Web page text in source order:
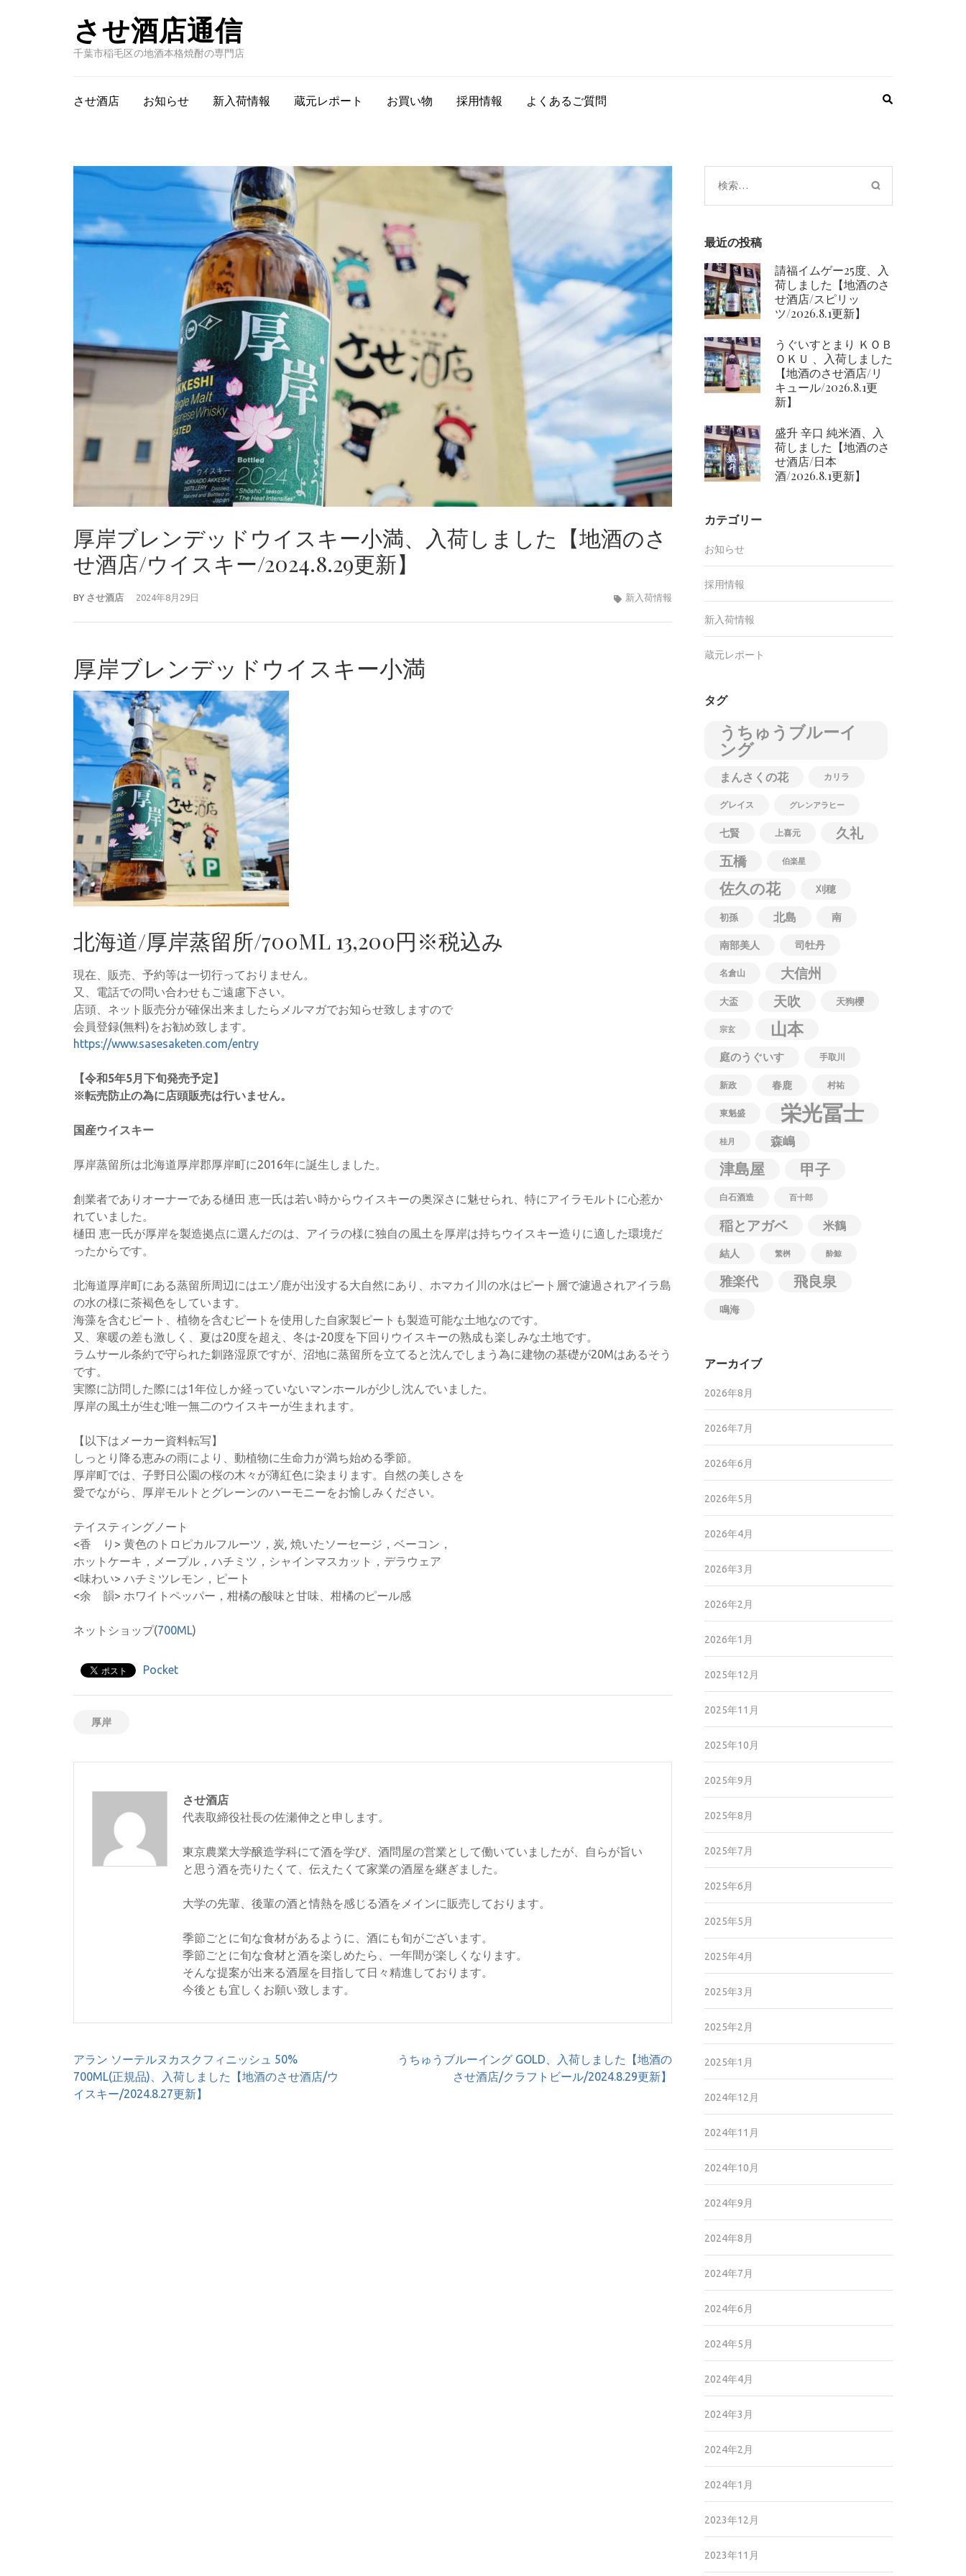
させ酒店通信
千葉市稲毛区の地酒本格焼酎の専門店
させ酒店 お知らせ 新入荷情報 蔵元レポート お買い物 採用情報 よくあるご質問
厚岸ブレンデッドウイスキー小満、入荷しました【地酒のさ
せ酒店/ウイスキー/2024.8.29更新】
BY させ酒店 2024年8月29日 新入荷情報
厚岸ブレンデッドウイスキー小満
北海道/厚岸蒸留所/700ML 13,200円※税込み
現在、販売、予約等は一切行っておりません。
又、電話での問い合わせもご遠慮下さい。
店頭、ネット販売分が確保出来ましたらメルマガでお知らせ致しますので
会員登録(無料)をお勧め致します。
https://www.sasesaketen.com/entry
【令和5年5月下旬発売予定】
※転売防止の為に店頭販売は行いません。
国産ウイスキー
厚岸蒸留所は北海道厚岸郡厚岸町に2016年に誕生しました。
創業者でありオーナーである樋田 恵一氏は若い時からウイスキーの奥深さに魅せられ、特にアイラモルトに心惹か
れていました。
樋田 恵一氏が厚岸を製造拠点に選んだのは、アイラの様に独自の風土を厚岸は持ちウイスキー造りに適した環境だ
ったからです。
北海道厚岸町にある蒸留所周辺にはエゾ鹿が出没する大自然にあり、ホマカイ川の水はピート層で濾過されアイラ島
の水の様に茶褐色をしています。
海藻を含むピート、植物を含むピートを使用した自家製ピートも製造可能な土地なのです。
又、寒暖の差も激しく、夏は20度を超え、冬は-20度を下回りウイスキーの熟成も楽しみな土地です。
ラムサール条約で守られた釧路湿原ですが、沼地に蒸留所を立てると沈んでしまう為に建物の基礎が20Mはあるそう
です。
実際に訪問した際には1年位しか経っていないマンホールが少し沈んでいました。
厚岸の風土が生む唯一無二のウイスキーが生まれます。
【以下はメーカー資料転写】
しっとり降る恵みの雨により、動植物に生命力が満ち始める季節。
厚岸町では、子野日公園の桜の木々が薄紅色に染まります。自然の美しさを
愛でながら、厚岸モルトとグレーンのハーモニーをお愉しみください。
テイスティングノート
<香 り> 黄色のトロピカルフルーツ，炭, 焼いたソーセージ，ベーコン，
ホットケーキ，メープル，ハチミツ，シャインマスカット，デラウェア
<味わい> ハチミツレモン，ピート
<余 韻> ホワイトペッパー，柑橘の酸味と甘味、柑橘のピール感
ネットショップ(700ML)
Pocket
厚岸
させ酒店
代表取締役社長の佐瀬伸之と申します。
東京農業大学醸造学科にて酒を学び、酒問屋の営業として働いていましたが、自らが旨い
と思う酒を売りたくて、伝えたくて家業の酒屋を継ぎました。
大学の先輩、後輩の酒と情熱を感じる酒をメインに販売しております。
季節ごとに旬な食材があるように、酒にも旬がございます。
季節ごとに旬な食材と酒を楽しめたら、一年間が楽しくなります。
そんな提案が出来る酒屋を目指して日々精進しております。
今後とも宜しくお願い致します。
投
稿
ナ
アラン ソーテルヌカスクフィニッシュ 50%
700ML(正規品)、入荷しました【地酒のさせ酒店/ウ
イスキー/2024.8.27更新】
うちゅうブルーイング GOLD、入荷しました【地酒の
させ酒店/クラフトビール/2024.8.29更新】
検
索:
最近の投稿
請福イムゲー25度、入
荷しました【地酒のさ
せ酒店/スピリッ
ツ/2026.8.1更新】
うぐいすとまり ＫＯＢ
ＯＫＵ 、入荷しました
【地酒のさせ酒店/リ
キュール/2026.8.1更
新】
盛升 辛口 純米酒、入
荷しました【地酒のさ
せ酒店/日本
酒/2026.8.1更新】
カテゴリー
お知らせ
採用情報
新入荷情報
蔵元レポート
タグ
うちゅうブルーイ
ング
まんさくの花 カリラ
グレイス グレンアラヒー
七賢 上喜元
久礼
五橋
伯楽星
佐久の花 刈穂
初孫 北島 南
南部美人 司牡丹
名倉山 大信州
大盃 天吹 天狗櫻
宗玄 山本
庭のうぐいす 手取川
新政 春鹿 村祐
東魁盛 栄光冨士
桂月 森嶋
津島屋 甲子
白石酒造 百十郎
稲とアガベ 米鶴
結人 繁桝 酔鯨
雅楽代 飛良泉
鳴海
アーカイブ
2026年8月
2026年7月
2026年6月
2026年5月
2026年4月
2026年3月
2026年2月
2026年1月
2025年12月
2025年11月
2025年10月
2025年9月
2025年8月
2025年7月
2025年6月
2025年5月
2025年4月
2025年3月
2025年2月
2025年1月
2024年12月
2024年11月
2024年10月
2024年9月
2024年8月
2024年7月
2024年6月
2024年5月
2024年4月
2024年3月
2024年2月
2024年1月
2023年12月
2023年11月